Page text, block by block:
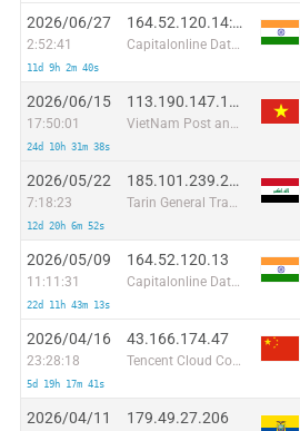
2026/06/27
2:52:41
11d 9h 2m 40s
164.52.120.14:6040
Capitalonline Data Service (HK) Co
2026/06/15
17:50:01
24d 10h 31m 38s
113.190.147.159:59169
VietNam Post and Telecom Corporation
2026/05/22
7:18:23
12d 20h 6m 52s
185.101.239.204:57144
Tarin General Trading and Setting Up Internet Device LTD
2026/05/09
11:11:31
22d 11h 43m 13s
164.52.120.13
Capitalonline Data Service (HK) Co
2026/04/16
23:28:18
5d 19h 17m 41s
43.166.174.47
Tencent Cloud Computing (Beijing) Co
2026/04/11 179.49.27.206